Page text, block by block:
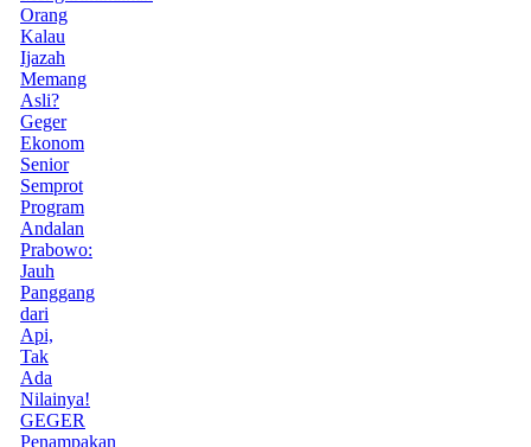
Orang
Kalau
Ijazah
Memang
Asli?
Geger
Ekonom
Senior
Semprot
Program
Andalan
Prabowo:
Jauh
Panggang
dari
Api,
Tak
Ada
Nilainya!
GEGER
Penampakan